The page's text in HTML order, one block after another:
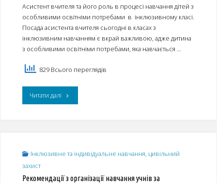
дистанційного
навчання"
Асистент вчителя та його роль в процесі навчання дітей з
особливими освітніми потребами в інклюзивному класі.
Посада асистента вчителя сьогодні в класах з
інклюзивним навчанням є вкрай важливою, адже дитина
з особливими освітніми потребами, яка навчається …
829 Всього переглядів
Читати далі"Асистент
Інклюзивне та індивідуальне навчання, цивільний
захист
Рекомендації з організації навчання учнів за